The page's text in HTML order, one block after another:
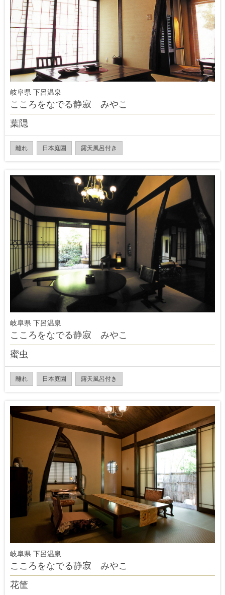
岐阜県 下呂温泉
こころをなでる静寂 みやこ
葉隠
離れ 日本庭園 露天風呂付き
岐阜県 下呂温泉
こころをなでる静寂 みやこ
蜜虫
離れ 日本庭園 露天風呂付き
岐阜県 下呂温泉
こころをなでる静寂 みやこ
花筐